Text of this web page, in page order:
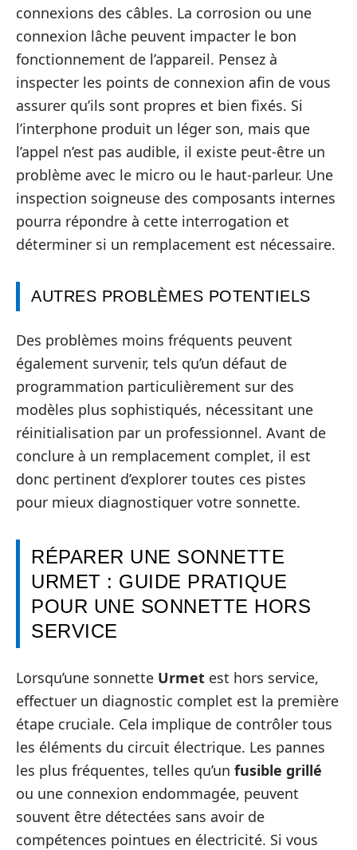
connexions des câbles. La corrosion ou une
connexion lâche peuvent impacter le bon
fonctionnement de l’appareil. Pensez à
inspecter les points de connexion afin de vous
assurer qu’ils sont propres et bien fixés. Si
l’interphone produit un léger son, mais que
l’appel n’est pas audible, il existe peut-être un
problème avec le micro ou le haut-parleur. Une
inspection soigneuse des composants internes
pourra répondre à cette interrogation et
déterminer si un remplacement est nécessaire.
AUTRES PROBLÈMES POTENTIELS
Des problèmes moins fréquents peuvent
également survenir, tels qu’un défaut de
programmation particulièrement sur des
modèles plus sophistiqués, nécessitant une
réinitialisation par un professionnel. Avant de
conclure à un remplacement complet, il est
donc pertinent d’explorer toutes ces pistes
pour mieux diagnostiquer votre sonnette.
RÉPARER UNE SONNETTE
URMET : GUIDE PRATIQUE
POUR UNE SONNETTE HORS
SERVICE
Lorsqu’une sonnette Urmet est hors service,
effectuer un diagnostic complet est la première
étape cruciale. Cela implique de contrôler tous
les éléments du circuit électrique. Les pannes
les plus fréquentes, telles qu’un fusible grillé
ou une connexion endommagée, peuvent
souvent être détectées sans avoir de
compétences pointues en électricité. Si vous